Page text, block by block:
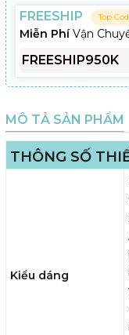
FREESHIP Top
Miễn PhíVận
FREESHIP950K
MÔ TẢ SẢN PHẨM
THÔNG SỐ
Kiểu dáng